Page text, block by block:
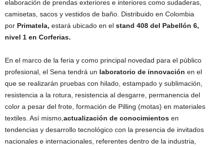
elaboración de prendas exteriores e interiores como sudaderas,
camisetas, sacos y vestidos de baño. Distribuido en Colombia
por Primatela, estará ubicado en el stand 408 del Pabellón 6,
nivel 1 en Corferias.
En el marco de la feria y como principal novedad para el público
profesional, el Sena tendrá un laboratorio de innovación en el
que se realizarán pruebas con hilado, estampado y sublimación,
resistencia a la rotura, resistencia al desgarre, permanencia del
color a pesar del frote, formación de Pilling (motas) en materiales
textiles. Así mismo, actualización de conocimientos en
tendencias y desarrollo tecnológico con la presencia de invitados
nacionales e internacionales, referentes dentro de la industria,